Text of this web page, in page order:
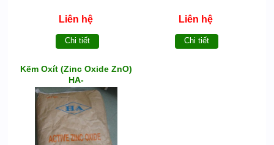
Liên hệ
Chi tiết
Liên hệ
Chi tiết
Kẽm Oxít (Zinc Oxide ZnO)
HA-